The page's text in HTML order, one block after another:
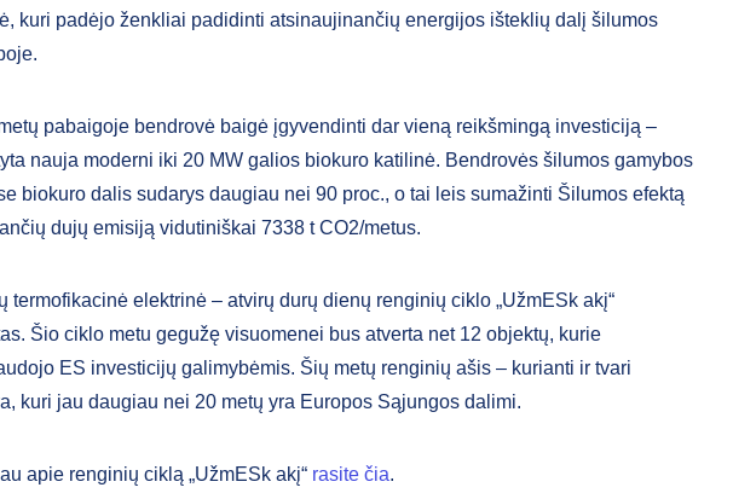
kuri padėjo ženkliai padidinti atsinaujinančių energijos išteklių dalį šilumos
pabaigoje bendrovė baigė įgyvendinti dar vieną reikšmingą investiciją –
nauja moderni iki 20 MW galios biokuro katilinė. Bendrovės šilumos gamybos
biokuro dalis sudarys daugiau nei 90 proc., o tai leis sumažinti Šilumos efektą
dujų emisiją vidutiniškai 7338 t CO2/metus.
termofikacinė elektrinė – atvirų durų dienų renginių ciklo „UžmESk akį“
Šio ciklo metu gegužę visuomenei bus atverta net 12 objektų, kurie
ES investicijų galimybėmis. Šių metų renginių ašis – kurianti ir tvari
kuri jau daugiau nei 20 metų yra Europos Sąjungos dalimi.
apie renginių ciklą „UžmESk akį“ rasite čia.